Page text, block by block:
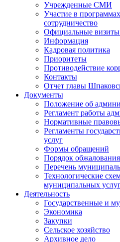
Учрежденные СМИ
Участие в
сотрудничество
Официальные визиты
Информация
Кадровая политика
Приоритеты
Противодействие
Контакты
Отчет главы
Документы
Положение об
Регламент работы
Нормативные
Регламенты
услуг
Формы обращений
Порядок обжалования
Перечень
Технологические
муниципальных
Деятельность
Государственные и
Экономика
Закупки
Сельское хозяйство
Архивное дело